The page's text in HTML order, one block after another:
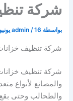
شركة
بواسطة admin /16 يونيو، 2025
شركة تنظيف
شركة تنظيف
والمصانع لأنواع
والطحالب وحتى